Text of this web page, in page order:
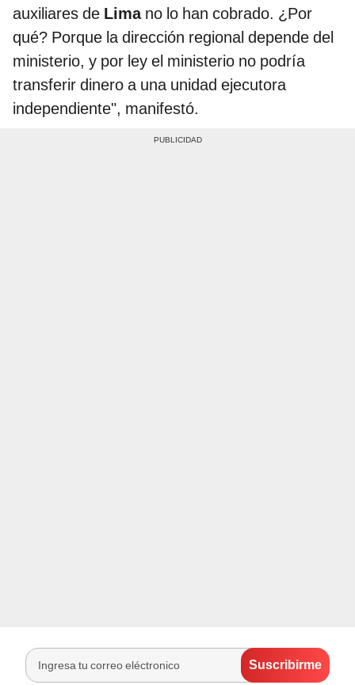
auxiliares de Lima no lo han cobrado. ¿Por
qué? Porque la dirección regional depende del
ministerio, y por ley el ministerio no podría
transferir dinero a una unidad ejecutora
independiente", manifestó.